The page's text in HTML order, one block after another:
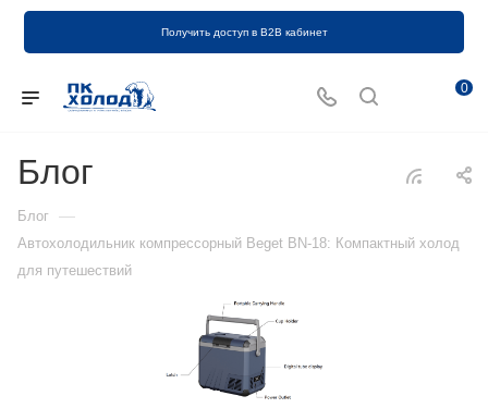
Получить доступ в B2B кабинет
0
Блог
Блог —
Автохолодильник компрессорный Beget BN-18: Компактный холод
для путешествий